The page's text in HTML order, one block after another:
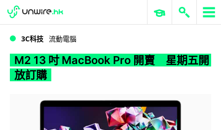
WWDC 2026 ERP 與商業 AI
3C科技 流動電腦
M2 13 吋 MacBook Pro 開賣 星期五開
放訂購